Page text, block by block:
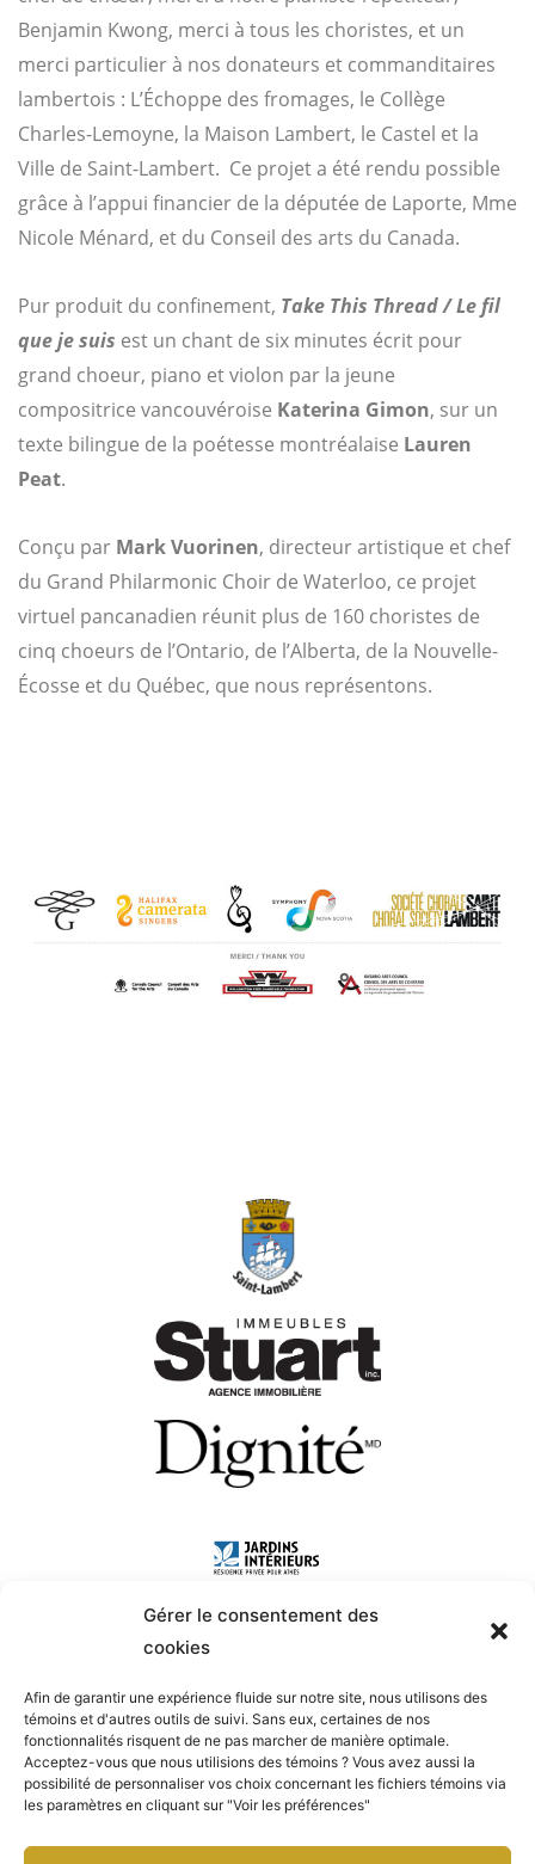
Gérer le consentement des
cookies
Afin de garantir une expérience fluide sur notre site, nous utilisons des
témoins et d'autres outils de suivi. Sans eux, certaines de nos
fonctionnalités risquent de ne pas marcher de manière optimale.
Acceptez-vous que nous utilisions des témoins ? Vous avez aussi la
possibilité de personnaliser vos choix concernant les fichiers témoins via
les paramètres en cliquant sur "Voir les préférences"
Benjamin Kwong, merci à tous les choristes, et un
merci particulier à nos donateurs et commanditaires
lambertois : L’Échoppe des fromages, le Collège
Charles-Lemoyne, la Maison Lambert, le Castel et la
Ville de Saint-Lambert. Ce projet a été rendu possible
grâce à l’appui financier de la députée de Laporte, Mme
Nicole Ménard, et du Conseil des arts du Canada.
Pur produit du confinement, Take This Thread / Le fil
que je suis est un chant de six minutes écrit pour
grand choeur, piano et violon par la jeune
compositrice vancouvéroise Katerina Gimon, sur un
texte bilingue de la poétesse montréalaise Lauren
Peat.
Conçu par Mark Vuorinen, directeur artistique et chef
du Grand Philarmonic Choir de Waterloo, ce projet
virtuel pancanadien réunit plus de 160 choristes de
cinq choeurs de l’Ontario, de l’Alberta, de la Nouvelle-
Écosse et du Québec, que nous représentons.